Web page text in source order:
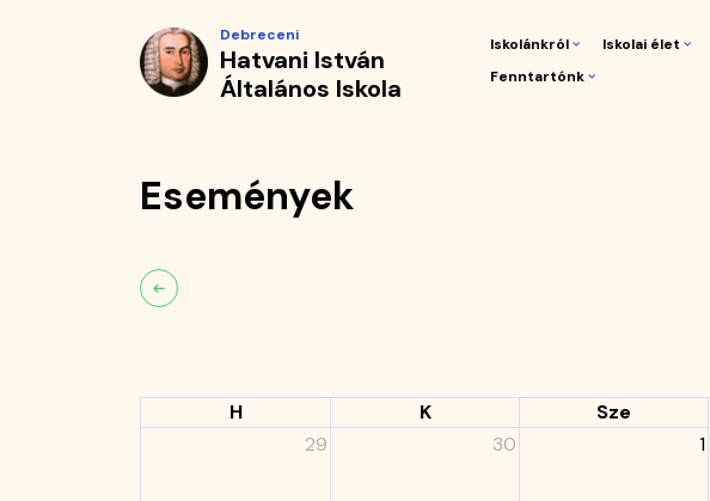
Események
Általános
Debreceni
Hatvani István
Általános Iskola
Fő
Iskolánkról Iskolai élet
Fenntartónk
Események
H K Sze
29
30 1